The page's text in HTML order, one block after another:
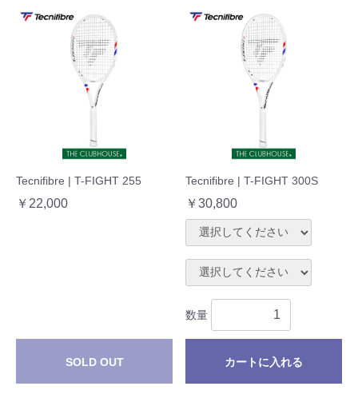
Tecnifibre | T-FIGHT 255
￥22,000
SOLD OUT
Tecnifibre | T-FIGHT 300S
￥30,800
数量
カートに入れる